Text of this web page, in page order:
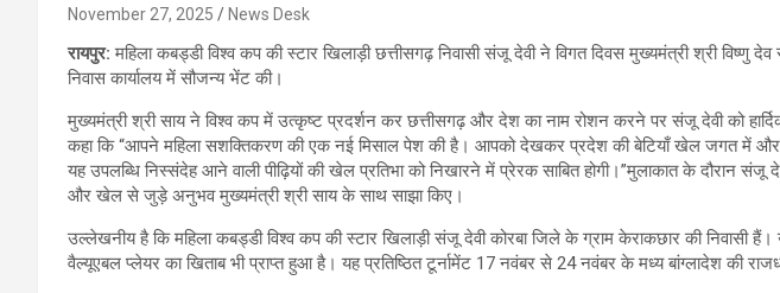
November 27, 2025 News Desk
रायपुर:महिला कबड्डी विश्व कप की स्टार खिलाड़ी छत्तीसगढ़ निवासी संजू देवी ने विगत दिवस मुख्यमंत्री श्री विष्णु
निवास कार्यालय में सौजन्य भेंट की।
मुख्यमंत्री श्री साय ने विश्व कप में उत्कृष्ट प्रदर्शन कर छत्तीसगढ़ और देश का नाम रोशन करने पर संजू देवी को
कहा कि “आपने महिला सशक्तिकरण की एक नई मिसाल पेश की है। आपको देखकर प्रदेश की बेटियाँ खेल जगत में
यह उपलब्धि निस्संदेह आने वाली पीढ़ियों की खेल प्रतिभा को निखारने में प्रेरक साबित होगी।”मुलाकात के दौरान संजू
और खेल से जुड़े अनुभव मुख्यमंत्री श्री साय के साथ साझा किए।
उल्लेखनीय है कि महिला कबड्डी विश्व कप की स्टार खिलाड़ी संजू देवी कोरबा जिले के ग्राम केराकछार की निवासी हैं।
वैल्यूएबल प्लेयर का खिताब भी प्राप्त हुआ है। यह प्रतिष्ठित टूर्नामेंट 17 नवंबर से 24 नवंबर के मध्य बांग्लादेश की